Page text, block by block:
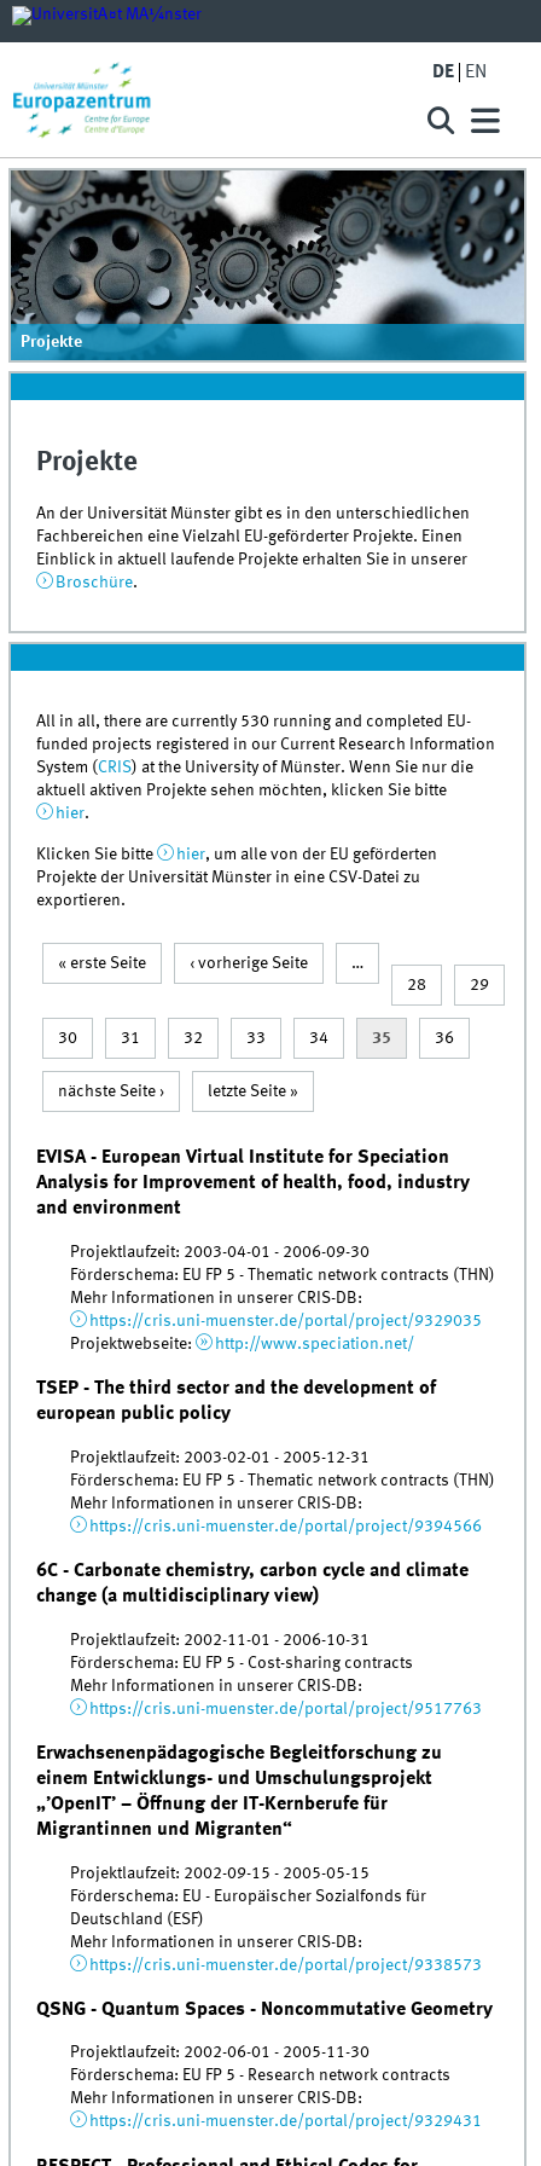
DE EN
Projekte
Projekte
An der Universität Münster gibt es in den unterschiedlichen
Fachbereichen eine Vielzahl EU-geförderter Projekte. Einen
Einblick in aktuell laufende Projekte erhalten Sie in unserer
Broschüre.
All in all, there are currently 530 running and completed EU-
funded projects registered in our Current Research Information
System (CRIS) at the University of Münster. Wenn Sie nur die
aktuell aktiven Projekte sehen möchten, klicken Sie bitte
hier.
Klicken Sie bitte hier, um alle von der EU geförderten
Projekte der Universität Münster in eine CSV-Datei zu
exportieren.
Seiten
« erste Seite ‹ vorherige Seite
…
28
29
30 31 32 33 34 35 36
nächste Seite › letzte Seite »
EVISA - European Virtual Institute for Speciation
Analysis for Improvement of health, food, industry
and environment
Projektlaufzeit: 2003-04-01 - 2006-09-30
Förderschema: EU FP 5 - Thematic network contracts (THN)
Mehr Informationen in unserer CRIS-DB:
https://cris.uni-muenster.de/portal/project/9329035
Projektwebseite:
http://www.speciation.net/
TSEP - The third sector and the development of
european public policy
Projektlaufzeit: 2003-02-01 - 2005-12-31
Förderschema: EU FP 5 - Thematic network contracts (THN)
Mehr Informationen in unserer CRIS-DB:
https://cris.uni-muenster.de/portal/project/9394566
6C - Carbonate chemistry, carbon cycle and climate
change (a multidisciplinary view)
Projektlaufzeit: 2002-11-01 - 2006-10-31
Förderschema: EU FP 5 - Cost-sharing contracts
Mehr Informationen in unserer CRIS-DB:
https://cris.uni-muenster.de/portal/project/9517763
Erwachsenenpädagogische Begleitforschung zu
einem Entwicklungs- und Umschulungsprojekt
„’OpenIT’ – Öffnung der IT-Kernberufe für
Migrantinnen und Migranten“
Projektlaufzeit: 2002-09-15 - 2005-05-15
Förderschema: EU - Europäischer Sozialfonds für
Deutschland (ESF)
Mehr Informationen in unserer CRIS-DB:
https://cris.uni-muenster.de/portal/project/9338573
QSNG - Quantum Spaces - Noncommutative Geometry
Projektlaufzeit: 2002-06-01 - 2005-11-30
Förderschema: EU FP 5 - Research network contracts
Mehr Informationen in unserer CRIS-DB:
https://cris.uni-muenster.de/portal/project/9329431